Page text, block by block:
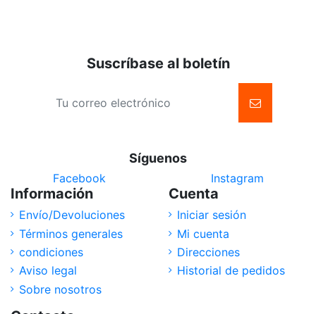
Suscríbase al boletín
Síguenos
Facebook Instagram
Información
Envío/Devoluciones
Términos generales
condiciones
Aviso legal
Sobre nosotros
Cuenta
Iniciar sesión
Mi cuenta
Direcciones
Historial de pedidos